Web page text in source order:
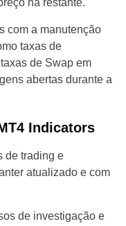
na restante.
com a manutenção
taxas de
de Swap em
abertas durante a
Indicators
de trading e
atualizado e com
de investigação e